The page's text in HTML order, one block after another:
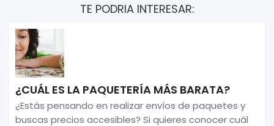
TE PODRIA INTERESAR:
¿CUÁL ES LA PAQUETERÍA MÁS BARATA?
¿Estás pensando en realizar envíos de paquetes y
buscas precios accesibles? Si quieres conocer cuál